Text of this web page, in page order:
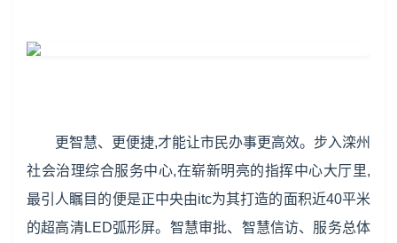
更智慧、更便捷,才能让市民办事更高效。步入滦州
社会治理综合服务中心,在崭新明亮的指挥中心大厅里,
最引人瞩目的便是正中央由itc为其打造的面积近40平米
的超高清LED弧形屏。智慧审批、智慧信访、服务总体